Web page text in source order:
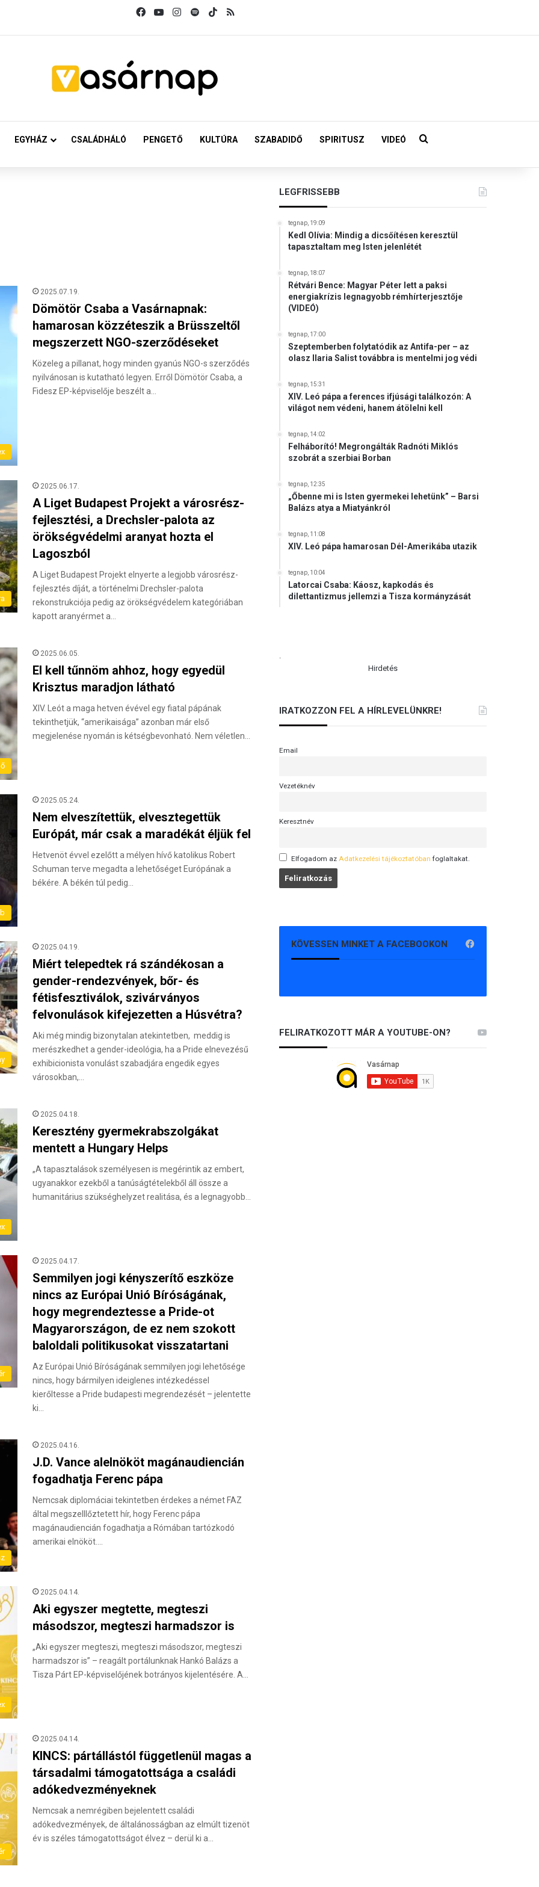
FacebookYouTubeInstagram
SpotifyTikTok
EGYHÁZ CSALÁDHÁLÓ PENGETŐ KULTÚRA SZABADIDŐ SPIRITUSZ VIDEÓ Keresés:
2025.07.19.
Dömötör Csaba a Vasárnapnak:
hamarosan közzéteszik a Brüsszeltől
megszerzett NGO-szerződéseket
Közeleg a pillanat, hogy minden gyanús NGO-s szerződés
nyilvánosan is kutatható legyen. Erről Dömötör Csaba, a
Fidesz EP-képviselője beszélt a…
2025.06.17.
A Liget Budapest Projekt a városrész-
fejlesztési, a Drechsler-palota az
örökségvédelmi aranyat hozta el
Lagoszból
A Liget Budapest Projekt elnyerte a legjobb városrész-
fejlesztés díját, a történelmi Drechsler-palota
rekonstrukciója pedig az örökségvédelem kategóriában
kapott aranyérmet a…
2025.06.05.
El kell tűnnöm ahhoz, hogy egyedül
Krisztus maradjon látható
XIV. Leót a maga hetven évével egy fiatal pápának
tekinthetjük, “amerikaisága” azonban már első
megjelenése nyomán is kétségbevonható. Nem véletlen…
2025.05.24.
Nem elveszítettük, elvesztegettük
Európát, már csak a maradékát éljük fel
Hetvenöt évvel ezelőtt a mélyen hívő katolikus Robert
Schuman terve megadta a lehetőséget Európának a
békére. A békén túl pedig…
2025.04.19.
Miért telepedtek rá szándékosan a
gender-rendezvények, bőr- és
fétisfesztiválok, szivárványos
felvonulások kifejezetten a Húsvétra?
Aki még mindig bizonytalan atekintetben, meddig is
merészkedhet a gender-ideológia, ha a Pride elnevezésű
exhibicionista vonulást szabadjára engedik egyes
városokban,…
2025.04.18.
Keresztény gyermekrabszolgákat
mentett a Hungary Helps
„A tapasztalások személyesen is megérintik az embert,
ugyanakkor ezekből a tanúságtételekből áll össze a
humanitárius szükséghelyzet realitása, és a legnagyobb…
2025.04.17.
Semmilyen jogi kényszerítő eszköze
nincs az Európai Unió Bíróságának,
hogy megrendeztesse a Pride-ot
Magyarországon, de ez nem szokott
baloldali politikusokat visszatartani
Az Európai Unió Bíróságának semmilyen jogi lehetősége
nincs, hogy bármilyen ideiglenes intézkedéssel
kierőltesse a Pride budapesti megrendezését – jelentette
ki…
2025.04.16.
J.D. Vance alelnököt magánaudiencián
fogadhatja Ferenc pápa
Nemcsak diplomáciai tekintetben érdekes a német FAZ
által megszelllőztetett hír, hogy Ferenc pápa
magánaudiencián fogadhatja a Rómában tartózkodó
amerikai elnököt.…
2025.04.14.
Aki egyszer megtette, megteszi
másodszor, megteszi harmadszor is
„Aki egyszer megteszi, megteszi másodszor, megteszi
harmadszor is” – reagált portálunknak Hankó Balázs a
Tisza Párt EP-képviselőjének botrányos kijelentésére. A…
2025.04.14.
KINCS: pártállástól függetlenül magas a
társadalmi támogatottsága a családi
adókedvezményeknek
Nemcsak a nemrégiben bejelentett családi
adókedvezmények, de általánosságban az elmúlt tizenöt
év is széles támogatottságot élvez – derül ki a…
LEGFRISSEBB
tegnap, 19:09
Kedl Olívia: Mindig a dicsőítésen keresztül
tapasztaltam meg Isten jelenlétét
tegnap, 18:07
Rétvári Bence: Magyar Péter lett a paksi
energiakrízis legnagyobb rémhírterjesztője
(VIDEÓ)
tegnap, 17:00
Szeptemberben folytatódik az Antifa-per – az
olasz Ilaria Salist továbbra is mentelmi jog védi
tegnap, 15:31
XIV. Leó pápa a ferences ifjúsági találkozón: A
világot nem védeni, hanem átölelni kell
tegnap, 14:02
Felháborító! Megrongálták Radnóti Miklós
szobrát a szerbiai Borban
tegnap, 12:35
„Őbenne mi is Isten gyermekei lehetünk” – Barsi
Balázs atya a Miatyánkról
tegnap, 11:08
XIV. Leó pápa hamarosan Dél-Amerikába utazik
tegnap, 10:04
Latorcai Csaba: Káosz, kapkodás és
dilettantizmus jellemzi a Tisza kormányzását
.
Hirdetés
IRATKOZZON FEL A HÍRLEVELÜNKRE!
Email
Vezetéknév
Keresztnév
Elfogadom az Adatkezelési tájékoztatóban foglaltakat.
KÖVESSEN MINKET A FACEBOOKON
FELIRATKOZOTT MÁR A YOUTUBE-ON?